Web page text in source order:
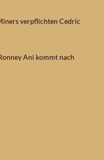
verpflichten Cedric
Ani kommt nach